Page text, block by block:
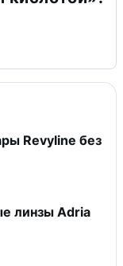
Revyline без
линзы Adria